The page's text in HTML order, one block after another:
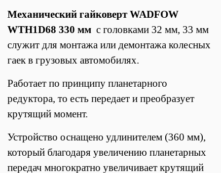
Механический гайковерт WADFOW
WTH1D68 330 мм с головками 32 мм, 33 мм
служит для монтажа или демонтажа колесных
гаек в грузовых автомобилях.
Работает по принципу планетарного
редуктора, то есть передает и преобразует
крутящий момент.
Устройство оснащено удлинителем (360 мм),
который благодаря увеличению планетарных
передач многократно увеличивает крутящий